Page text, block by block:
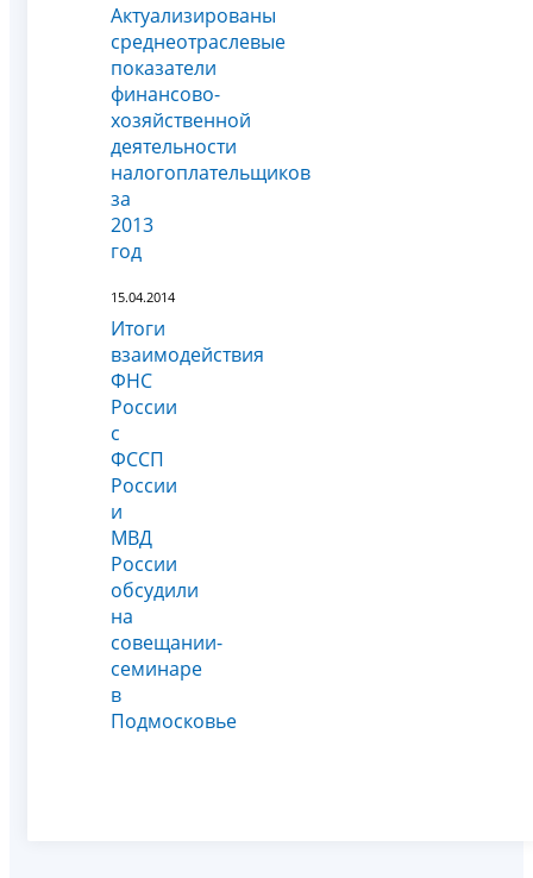
Актуализированы
среднеотраслевые
показатели
финансово-
хозяйственной
деятельности
налогоплательщиков
за
2013
год
15.04.2014
Итоги
взаимодействия
ФНС
России
с
ФССП
России
и
МВД
России
обсудили
на
совещании-
семинаре
в
Подмосковье